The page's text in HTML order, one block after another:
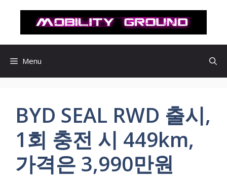
로
Menu
BYD SEAL RWD 출시,
1회 충전 시 449km,
가격은 3,990만원